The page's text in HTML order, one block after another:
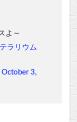
よ～
ラリウム
October 3,